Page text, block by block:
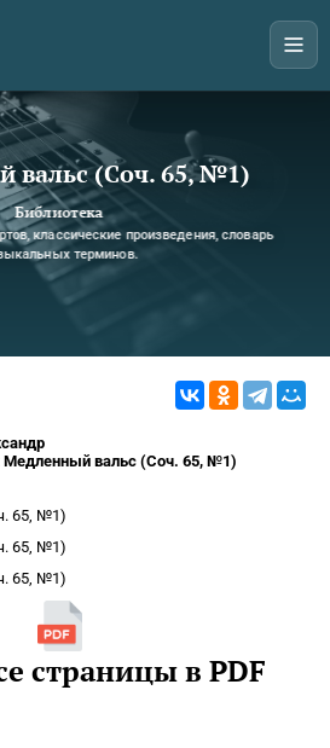
вальс (Соч. 65, №1)
Библиотека
классические произведения, словарь
терминов.
Медленный вальс (Соч. 65, №1)
страницы в PDF